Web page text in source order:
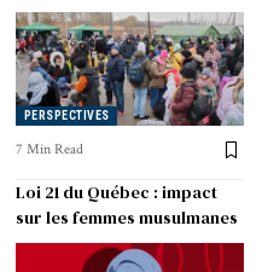
PERSPECTIVES
7 Min Read
Loi 21 du Québec : impact
sur les femmes musulmanes